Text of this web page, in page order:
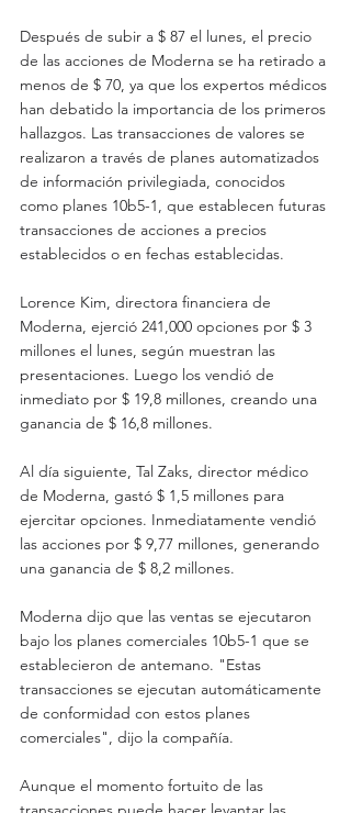
Después de subir a $ 87 el lunes, el precio
de las acciones de Moderna se ha retirado a
menos de $ 70, ya que los expertos médicos
han debatido la importancia de los primeros
hallazgos. Las transacciones de valores se
realizaron a través de planes automatizados
de información privilegiada, conocidos
como planes 10b5-1, que establecen futuras
transacciones de acciones a precios
establecidos o en fechas establecidas.
Lorence Kim, directora financiera de
Moderna, ejerció 241,000 opciones por $ 3
millones el lunes, según muestran las
presentaciones. Luego los vendió de
inmediato por $ 19,8 millones, creando una
ganancia de $ 16,8 millones.
Al día siguiente, Tal Zaks, director médico
de Moderna, gastó $ 1,5 millones para
ejercitar opciones. Inmediatamente vendió
las acciones por $ 9,77 millones, generando
una ganancia de $ 8,2 millones.
Moderna dijo que las ventas se ejecutaron
bajo los planes comerciales 10b5-1 que se
establecieron de antemano. "Estas
transacciones se ejecutan automáticamente
de conformidad con estos planes
comerciales", dijo la compañía.
Aunque el momento fortuito de las